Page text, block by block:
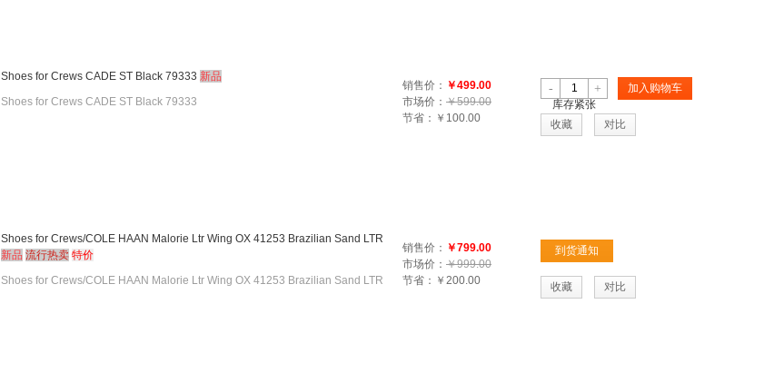
- +
库存紧张
加入购物车
收藏 对比
销售价： ￥499.00
市场价： ￥599.00
节省： ￥100.00
Shoes for Crews CADE ST Black 79333 新品
Shoes for Crews CADE ST Black 79333
到货通知
收藏 对比
销售价： ￥799.00
市场价： ￥999.00
节省： ￥200.00
Shoes for Crews/COLE HAAN Malorie Ltr Wing OX 41253 Brazilian Sand LTR
新品 流行热卖 特价
Shoes for Crews/COLE HAAN Malorie Ltr Wing OX 41253 Brazilian Sand LTR